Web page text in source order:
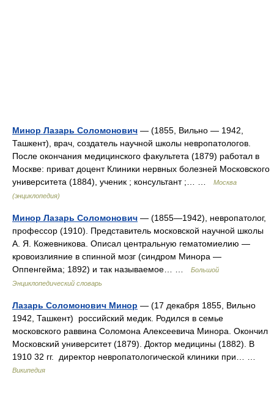
Минор Лазарь Соломонович — (1855, Вильно — 1942,
Ташкент), врач, создатель научной школы невропатологов.
После окончания медицинского факультета (1879) работал в
Москве: приват доцент Клиники нервных болезней Московского
университета (1884), ученик ; консультант ;… …
Москва
(энциклопедия)
Минор Лазарь Соломонович — (1855—1942), невропатолог,
профессор (1910). Представитель московской научной школы
А. Я. Кожевникова. Описал центральную гематомиелию —
кровоизлияние в спинной мозг (синдром Минора —
Оппенгейма; 1892) и так называемое… …
Большой
Энциклопедический словарь
Лазарь Соломонович Минор — (17 декабря 1855, Вильно
1942, Ташкент) российский медик. Родился в семье
московского раввина Соломона Алексеевича Минора. Окончил
Московский университет (1879). Доктор медицины (1882). В
1910 32 гг. директор невропатологической клиники при… …
Википедия